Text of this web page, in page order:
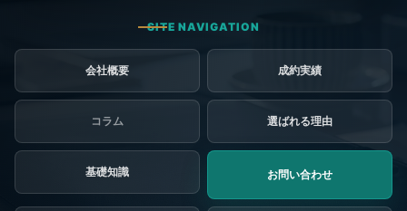
会社概要 成約実績
コラム 選ばれる理由
基礎知識 お問い合わせ